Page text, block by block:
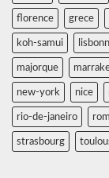
florence grece
koh-samui
majorque
new-york nice
rio-de-janeiro
strasbourg